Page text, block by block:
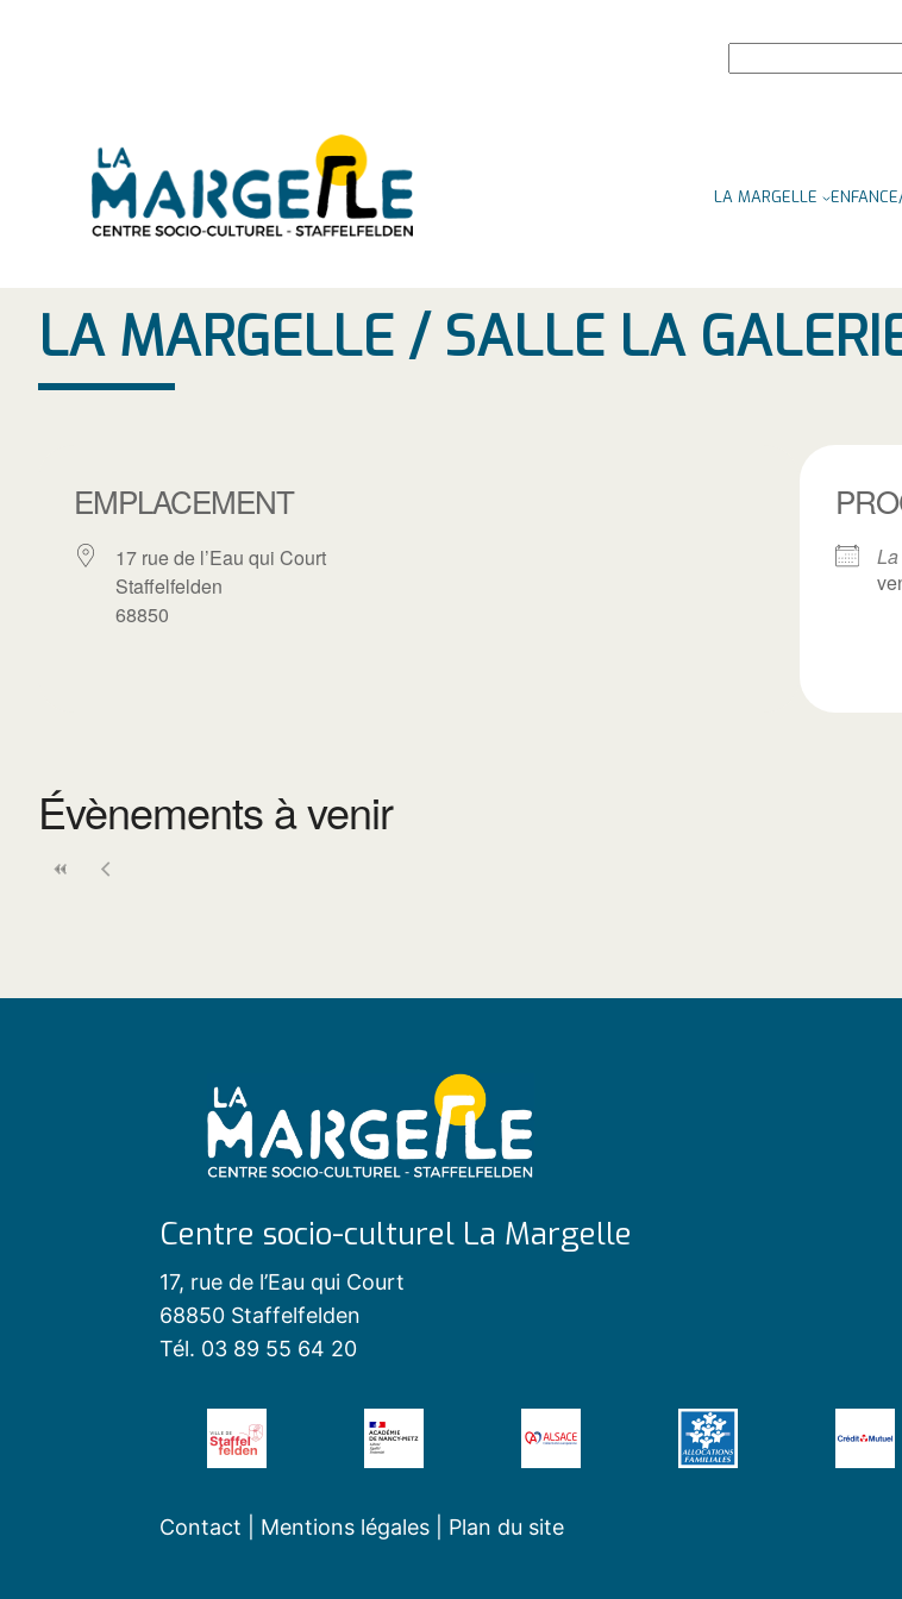
LA MARGELLE
LA MARGELLE / SALLE LA
EMPLACEMENT
17 rue de l’Eau qui Court
Staffelfelden
68850
Évènements à venir
Centre socio-culturel La Margelle
17, rue de l’Eau qui Court
68850 Staffelfelden
Tél. 03 89 55 64 20
Contact Mentions légales Plan du site